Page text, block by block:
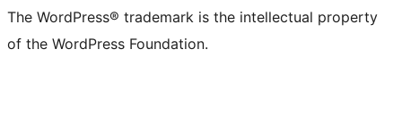
The WordPress® trademark is the intellectual property
of the WordPress Foundation.